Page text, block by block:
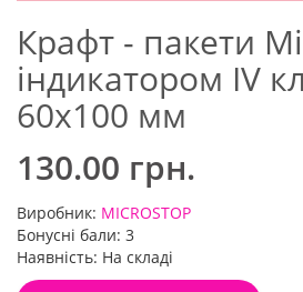
Крафт - пакети
індикатором IV
60х100 мм
130.00 грн.
Виробник: MICROSTOP
Бонусні бали: 3
Наявність: На складі